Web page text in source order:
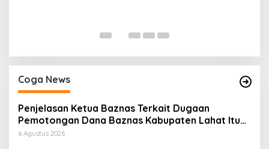
Coga News
Penjelasan Ketua Baznas Terkait Dugaan
Pemotongan Dana Baznas Kabupaten Lahat Itu
Tidak Benar
6 Agustus 2026